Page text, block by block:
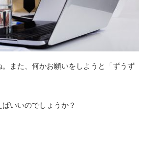
また、何かお願いをしようと「ずうず
いいのでしょうか？